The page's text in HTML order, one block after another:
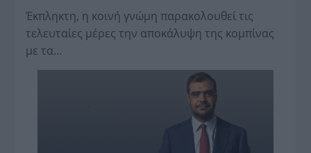
Έκπληκτη, η κοινή γνώμη παρακολουθεί τις
τελευταίες μέρες την αποκάλυψη της κο­μπίνας
με τα…